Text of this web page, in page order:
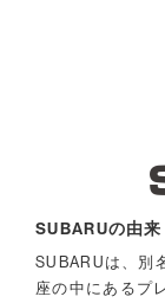
SUBARUの由来
SUBARUは、別
座の中にあるプ